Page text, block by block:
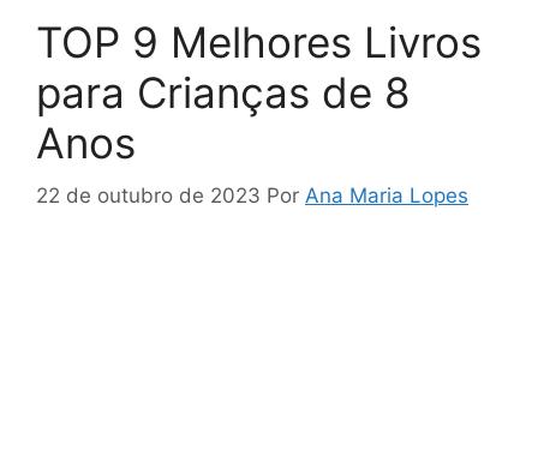
TOP 9 Melhores Livros
para Crianças de 8
Anos
22 de outubro de 2023 Por Ana Maria Lopes